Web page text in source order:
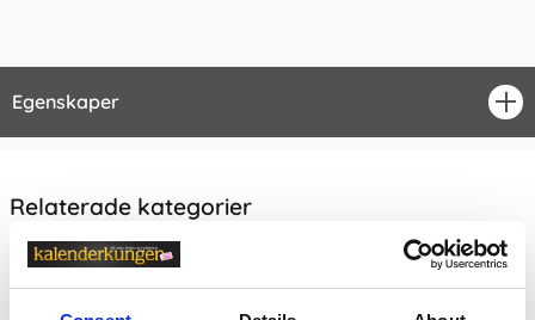
Egenskaper
Relaterade kategorier
Kontorsvaror /